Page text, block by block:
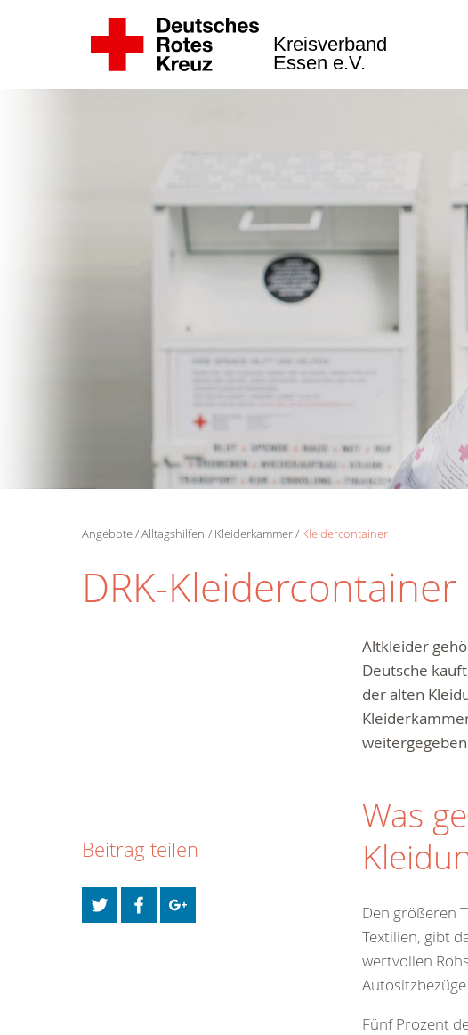
Kreisverband
Essen e.V.
Angebote Alltagshilfen Kleiderkammer Kleidercontainer
DRK-Kleidercontainer
Altkleider
Deutsche
der alten
Was
Den größeren
Textilien, gibt
wertvollen
Fünf Prozent
Beitrag teilen